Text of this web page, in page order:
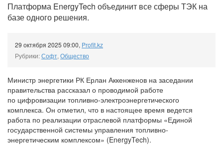
Платформа EnergyTech объединит все сферы ТЭК на
базе одного решения.
29 октября 2025 09:00, Profit.kz
Рубрики:Софт, Общество
Министр энергетики РК Ерлан Аккенженов на заседании
правительства рассказал о проводимой работе
по цифровизации топливно-электроэнергетического
комплекса. Он отметил, что в настоящее время ведется
работа по реализации отраслевой платформы «Единой
государственной системы управления топливно-
энергетическим комплексом» (EnergyTech).